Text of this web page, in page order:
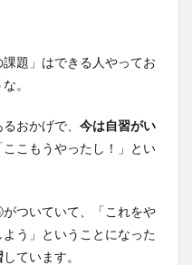
課題」はできる人やってお
。
おかげで、 今は自習がい
ここもうやったし！」とい
ついていて、「これをや
よう」ということになった
しています。